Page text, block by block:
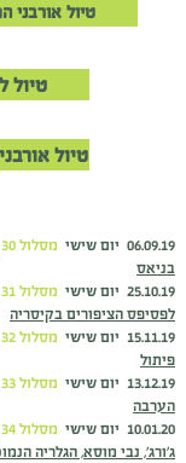
טיול אורבני
טיול
טיול
06.09.19 יום שישי מסלול 30
בניאס
25.10.19 יום שישי
מסלול 31
לפסיפס הציפורים בקיסריה
15.11.19 יום שישי
מסלול 32
פיתול
13.12.19 יום שישי
מסלול 33
הערבה
10.01.20 יום שישי
מסלול 34
ג'ורג', נבי מוסא,הגלריה